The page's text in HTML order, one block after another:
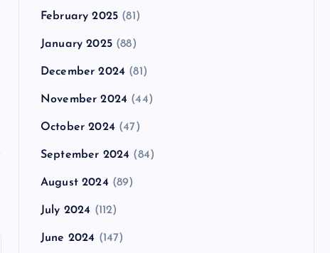
February 2025 (81)
January 2025(88)
December 2024 (81)
November 2024 (44)
October 2024 (47)
September 2024 (84)
August 2024 (89)
July 2024 (112)
June 2024 (147)